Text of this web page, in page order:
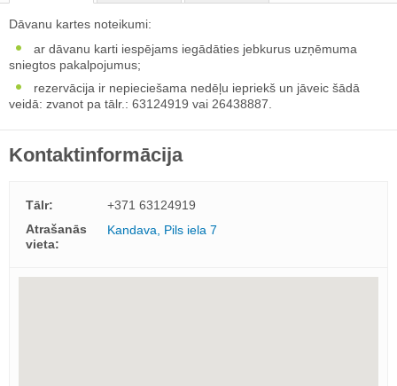
Dāvanu kartes noteikumi:
ar dāvanu karti iespējams iegādāties jebkurus uzņēmuma
sniegtos pakalpojumus;
rezervācija ir nepieciešama nedēļu iepriekš un jāveic šādā
veidā: zvanot pa tālr.: 63124919 vai 26438887.
Kontaktinformācija
Tālr:
+371 63124919
Atrašanās
vieta:
Kandava, Pils iela 7